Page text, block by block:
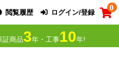
閲覧履歴 ログイン/登録
0
証商品3年・工事10年!